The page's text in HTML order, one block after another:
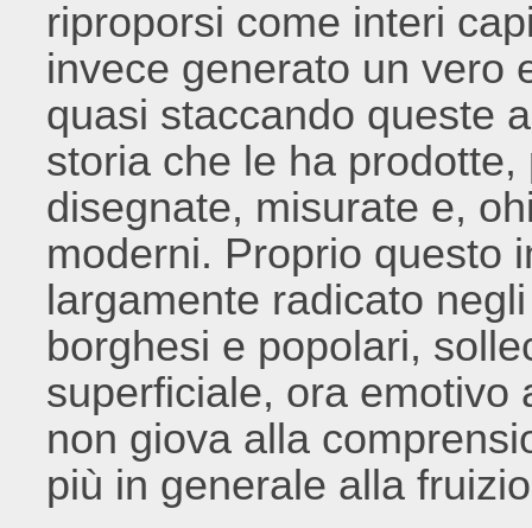
riproporsi come interi
invece generato un vero
quasi staccando queste
storia che le ha
disegnate, misurate e,
moderni. Proprio questo
largamente radicato
borghesi e popolari,
superficiale, ora emotivo
non giova alla
più in generale alla